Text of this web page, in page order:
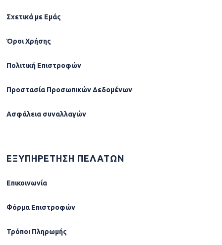
Σχετικά µε Εµάς
Όροι Χρήσης
Πολιτική Επιστροφών
Προστασία Προσωπικών Δεδομένων
Ασφάλεια συναλλαγών
ΕΞΥΠΗΡΕΤΗΣΗ ΠΕΛΑΤΩΝ
Επικοινωνία
Φόρµα Επιστροφών
Τρόποι Πληρωμής